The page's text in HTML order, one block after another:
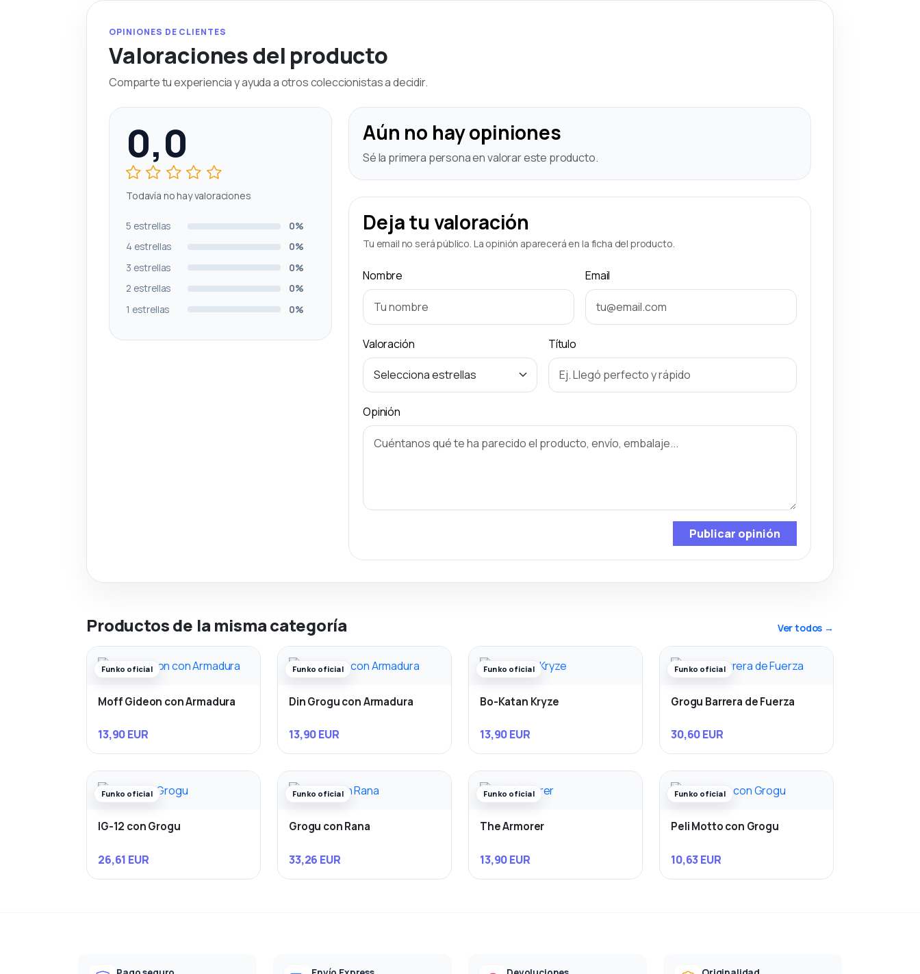
OPINIONES DE CLIENTES
Valoraciones del producto
Comparte tu experiencia y ayuda a otros coleccionistas a decidir.
0,0
Todavía no hay valoraciones
5 estrellas
0%
4 estrellas
0%
3 estrellas
0%
2 estrellas
0%
1 estrellas
0%
Aún no hay opiniones
Sé la primera persona en valorar este producto.
Deja tu valoración
Tu email no será público. La opinión aparecerá en la ficha del producto.
Nombre Email
Valoración Título
Opinión
Publicar opinión
Productos de la misma categoría Ver todos →
Funko oficial
Moff Gideon con Armadura
13,90 EUR
Funko oficial
Din Grogu con Armadura
13,90 EUR
Funko oficial
Bo-Katan Kryze
13,90 EUR
Funko oficial
Grogu Barrera de Fuerza
30,60 EUR
Funko oficial
IG-12 con Grogu
26,61 EUR
Funko oficial
Grogu con Rana
33,26 EUR
Funko oficial
The Armorer
13,90 EUR
Funko oficial
Peli Motto con Grogu
10,63 EUR